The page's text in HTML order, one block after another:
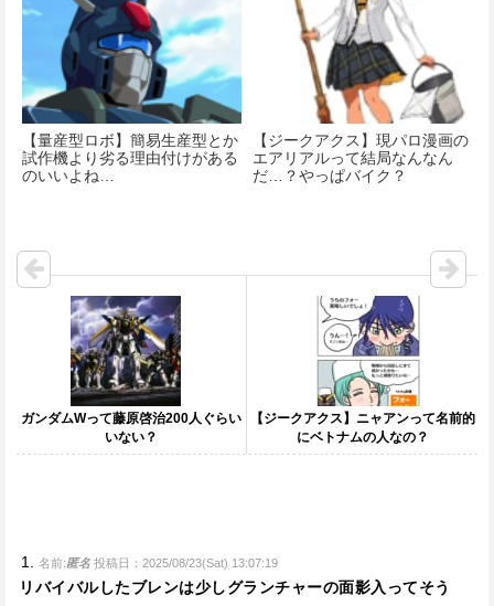
【量産型ロボ】簡易生産型とか
試作機より劣る理由付けがある
のいいよね…
【ジークアクス】現パロ漫画の
エアリアルって結局なんなん
だ…？やっぱバイク？
ガンダムWって藤原啓治200人ぐらい
いない？
【ジークアクス】ニャアンって名前的
にベトナムの人なの？
名前:匿名 投稿日：2025/08/23(Sat) 13:07:19
リバイバルしたブレンは少しグランチャーの面影入ってそう